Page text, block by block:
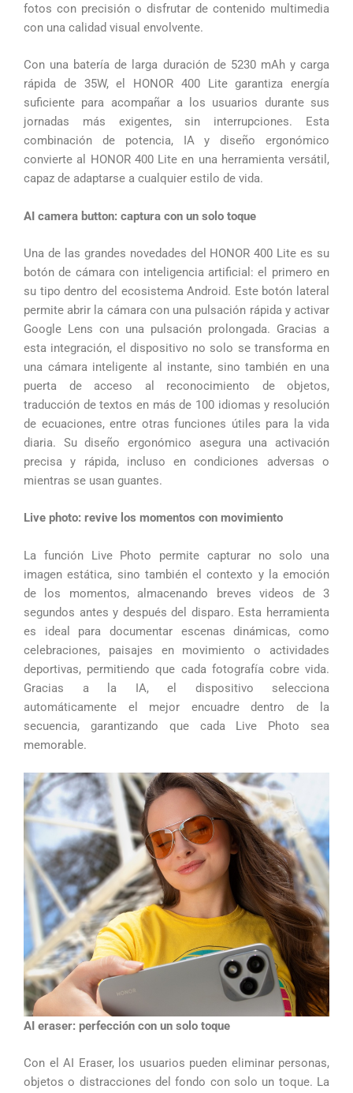
fotos con precisión o disfrutar de contenido multimedia
con una calidad visual envolvente.
Con una batería de larga duración de 5230 mAh y carga
rápida de 35W, el HONOR 400 Lite garantiza energía
suficiente para acompañar a los usuarios durante sus
jornadas más exigentes, sin interrupciones. Esta
combinación de potencia, IA y diseño ergonómico
convierte al HONOR 400 Lite en una herramienta versátil,
capaz de adaptarse a cualquier estilo de vida.
AI camera button: captura con un solo toque
Una de las grandes novedades del HONOR 400 Lite es su
botón de cámara con inteligencia artificial: el primero en
su tipo dentro del ecosistema Android. Este botón lateral
permite abrir la cámara con una pulsación rápida y activar
Google Lens con una pulsación prolongada. Gracias a
esta integración, el dispositivo no solo se transforma en
una cámara inteligente al instante, sino también en una
puerta de acceso al reconocimiento de objetos,
traducción de textos en más de 100 idiomas y resolución
de ecuaciones, entre otras funciones útiles para la vida
diaria. Su diseño ergonómico asegura una activación
precisa y rápida, incluso en condiciones adversas o
mientras se usan guantes.
Live photo: revive los momentos con movimiento
La función Live Photo permite capturar no solo una
imagen estática, sino también el contexto y la emoción
de los momentos, almacenando breves videos de 3
segundos antes y después del disparo. Esta herramienta
es ideal para documentar escenas dinámicas, como
celebraciones, paisajes en movimiento o actividades
deportivas, permitiendo que cada fotografía cobre vida.
Gracias a la IA, el dispositivo selecciona
automáticamente el mejor encuadre dentro de la
secuencia, garantizando que cada Live Photo sea
memorable.
AI eraser: perfección con un solo toque
Con el AI Eraser, los usuarios pueden eliminar personas,
objetos o distracciones del fondo con solo un toque. La